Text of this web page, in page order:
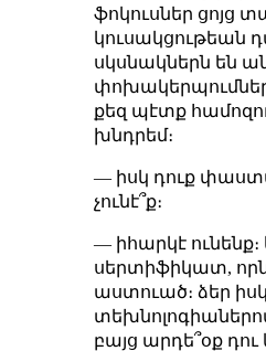
ֆոկուսներ ցոյց
կուսակցութեան
սկսնակներն են
փոխակերպումներ,
քեզ պէտք
խնդրեմ։
— իսկ դուք
չունէ՞ք։
— իհարկէ ունենք։
սերտիֆիկատ, որն
աստուած։ ձեր
բայց արդե՞օք